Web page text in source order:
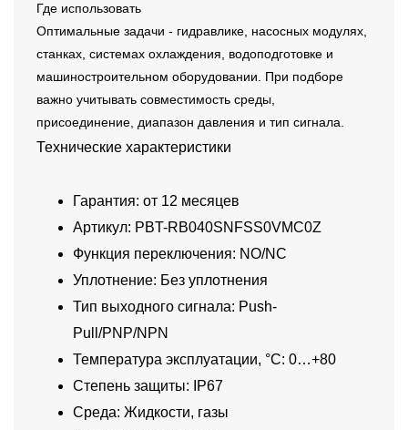
Где использовать
Оптимальные задачи - гидравлике, насосных модулях,
станках, системах охлаждения, водоподготовке и
машиностроительном оборудовании. При подборе
важно учитывать совместимость среды,
присоединение, диапазон давления и тип сигнала.
Технические характеристики
Гарантия: от 12 месяцев
Артикул: PBT-RB040SNFSS0VMC0Z
Функция переключения: NO/NC
Уплотнение: Без уплотнения
Тип выходного сигнала: Push-
Pull/PNP/NPN
Температура эксплуатации, °C: 0…+80
Степень защиты: IP67
Среда: Жидкости, газы